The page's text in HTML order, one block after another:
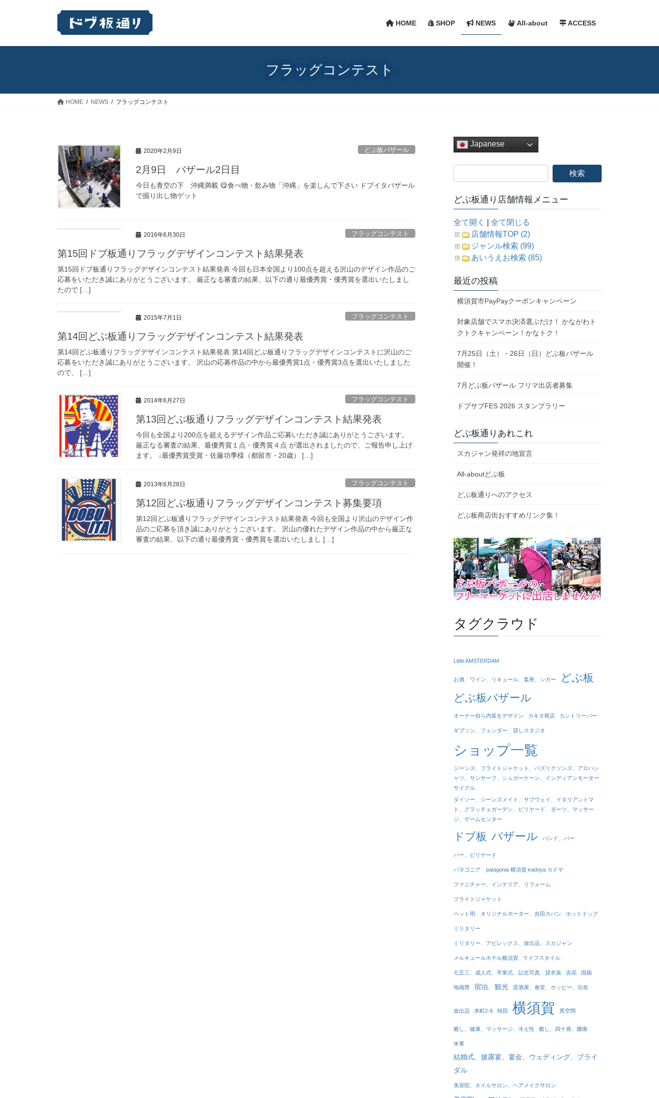
HOME SHOP NEWS All-about ACCESS
フラッグコンテスト
HOME NEWS フラッグコンテスト
2020年2月9日 どぶ板バザール
2月9日 バザール2日目
今日も青空の下 沖縄満載 😋食べ物・飲み物「沖縄」を楽しんで下さい ドブイタバザール
で掘り出し物ゲット
2016年6月30日 フラッグコンテスト
第15回ドブ板通りフラッグデザインコンテスト結果発表
第15回ドブ板通りフラッグデザインコンテスト結果発表 今回も日本全国より100点を超える沢山のデザイン作品のご
応募をいただき誠にありがとうございます。 厳正なる審査の結果、以下の通り最優秀賞・優秀賞を選出いたしまし
たので […]
2015年7月1日 フラッグコンテスト
第14回どぶ板通りフラッグデザインコンテスト結果発表
第14回どぶ板通りフラッグデザインコンテスト結果発表 第14回どぶ板通りフラッグデザインコンテストに沢山のご
応募をいただき誠にありがとうございます。 沢山の応募作品の中から最優秀賞1点・優秀賞3点を選出いたしました
ので、 […]
2014年6月27日 フラッグコンテスト
第13回どぶ板通りフラッグデザインコンテスト結果発表
今回も全国より200点を超えるデザイン作品ご応募いただき誠にありがとうございます。
厳正なる審査の結果、最優秀賞１点・優秀賞４点 が選出されましたので、ご報告申し上げ
ます。 ↓最優秀賞受賞・佐藤功季様（都留市・20歳） […]
2013年6月28日 フラッグコンテスト
第12回どぶ板通りフラッグデザインコンテスト募集要項
第12回どぶ板通りフラッグデザインコンテスト結果発表 今回も全国より沢山のデザイン作
品のご応募を頂き誠にありがとうございます。 沢山の優れたデザイン作品の中から厳正な
審査の結果、以下の通り最優秀賞・優秀賞を選出いたしまし […]
Japanese
どぶ板通り店舗情報メニュー
全て開く |全て閉じる
店舗情報TOP (2)
ジャンル検索 (99)
あいうえお検索 (85)
最近の投稿
横須賀市PayPayクーポンキャンペーン
対象店舗でスマホ決済選ぶだけ！ かながわト
クトクキャンペーン！かなトク！
7月25日（土）・26日（日）どぶ板バザール
開催！
7月どぶ板バザール フリマ出店者募集
ドブサブFES 2026 スタンプラリー
どぶ板通りあれこれ
スカジャン発祥の地宣言
All-aboutどぶ板
どぶ板通りへのアクセス
どぶ板商店街おすすめリンク集！
タグクラウド
Little AMSTERDAM
お酒、ワイン、リキュール、葉巻、シガー
どぶ板
どぶ板バザール
オーナー自ら内装をデザイン カキタ商店 カントリーバー
ギブソン、フェンダー、貸しスタジオ
ショップ一覧
ジーンズ、フライトジャケット、パズリクソンズ、アロハシ
ャツ、サンサーフ、シュガーケーン、インディアンモーター
サイクル
ダイソー、ジーンズメイト、サブウェイ、イタリアントマ
ト、グラッチェガーデン、ビリヤード、ダーツ、マッサー
ジ、ゲームセンター
ドブ板 バザール バンド、バー
バー、ビリヤード
パタゴニア patagonia 横須賀 kadoya カドヤ
ファニチャー、インテリア、リフォーム
フライトジャケット
ペット用、オリジナルポーター、吉田カバン ホットドッグ
ミリタリー
ミリタリー、アビレックス、放出品、スカジャン
メルキュールホテル横須賀 ライフスタイル
七五三、成人式、卒業式、記念写真、貸衣装 吉花 国籍
地蔵尊 宿泊、観光 居酒屋、食堂、ホッピー、出前
放出品 本町2-6 柿田 横須賀 異空間
癒し、健康、マッサージ、冷え性 癒し、四十肩、腰痛
米軍
結婚式、披露宴、宴会、ウェディング、ブライ
ダル
美容院、ネイルサロン、ヘアメイクサロン